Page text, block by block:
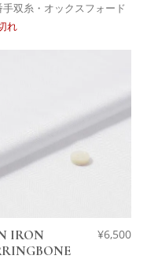
手双糸・オックスフォード
れ
IRON
¥6,500